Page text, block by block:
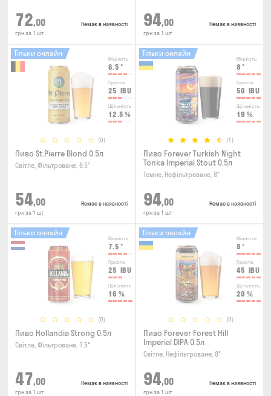
72,00
грн за 1 шт
Немає в наявності 94,00
грн за 1 шт
Немає в наявності
Міцність
6.5 °
Гіркота
25 IBU
Щільність
12.5 %
(0)
Тільки онлайн
Пиво St.Pierre Blond 0.5л
Світле, Фільтроване, 6.5°
54,00
грн за 1 шт
Немає в наявності
Міцність
8 °
Гіркота
50 IBU
Щільність
19 %
(1)
Тільки онлайн
Пиво Forever Turkish Night
Tonka Imperial Stout 0.5л
Темне, Нефільтроване, 8°
94,00
грн за 1 шт
Немає в наявності
Міцність
7.5 °
Гіркота
25 IBU
Щільність
16 %
(0)
Тільки онлайн
Пиво Hollandia Strong 0.5л
Світле, Фільтроване, 7.5°
47,00
грн за 1 шт
Немає в наявності
Міцність
8 °
Гіркота
45 IBU
Щільність
20 %
(0)
Тільки онлайн
Пиво Forever Forest Hill
Imperial DIPA 0.5л
Світле, Нефільтроване, 8°
94,00
грн за 1 шт
Немає в наявності